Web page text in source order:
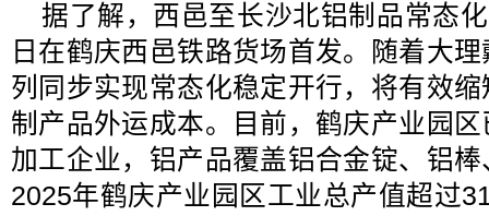
据了解，西邑至长沙北铝制品常态
日在鹤庆西邑铁路货场首发。随着大
列同步实现常态化稳定开行，将有效
制产品外运成本。目前，鹤庆产业园
加工企业，铝产品覆盖铝合金锭、铝
2025年鹤庆产业园区工业总产值超过